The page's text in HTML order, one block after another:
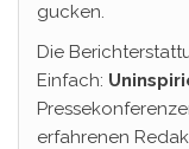
gucken.
Die
Einfach:
erfahrenen